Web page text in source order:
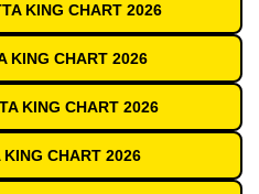
KING CHART 2026
KING CHART 2026
KING CHART 2026
KING CHART 2026